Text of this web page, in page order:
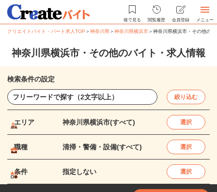
後で見る 閲覧履歴 会員登録 メニュー
クリエイトバイト・パート求人TOP ＞神奈川県＞神奈川県横浜市＞神奈川県横浜市・その他の
神奈川県横浜市・その他のバイト・求人情報
検索条件の設定
絞り込む
エリア 神奈川県横浜市(すべて) 選択
職種 清掃・警備・設備(すべて) 選択
条件 指定しない 選択